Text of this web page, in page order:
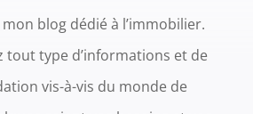
blog dédié à l’immobilier.
tout type d’informations et de
vis-à-vis du monde de